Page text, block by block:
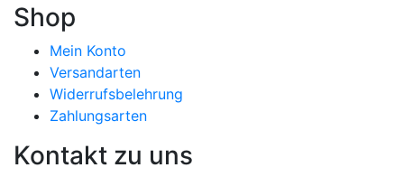
Shop
Mein Konto
Versandarten
Widerrufsbelehrung
Zahlungsarten
Kontakt zu uns